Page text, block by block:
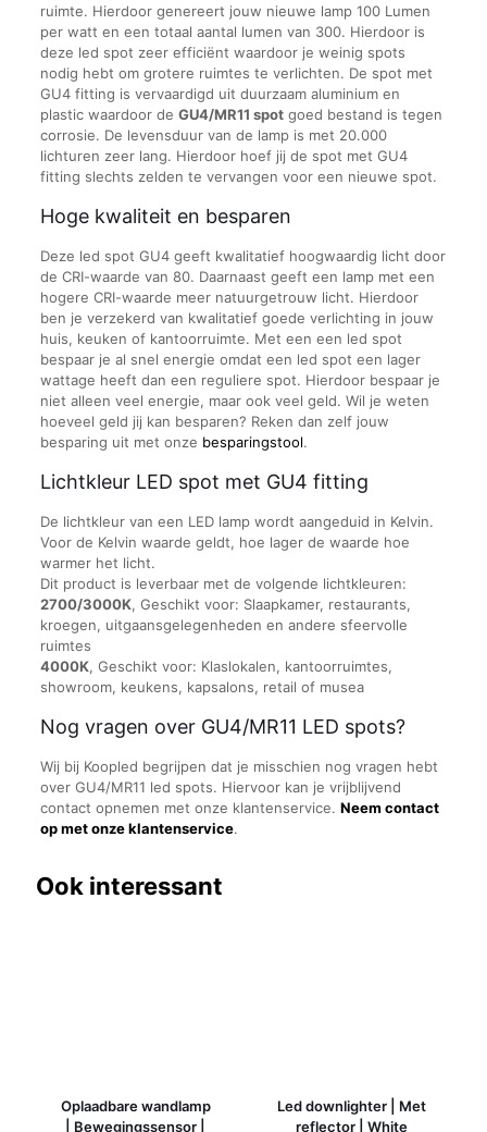
ruimte. Hierdoor genereert jouw nieuwe lamp 100 Lumen
per watt en een totaal aantal lumen van 300. Hierdoor is
deze led spot zeer efficiënt waardoor je weinig spots
nodig hebt om grotere ruimtes te verlichten. De spot met
GU4 fitting is vervaardigd uit duurzaam aluminium en
plastic waardoor de GU4/MR11 spotgoed bestand is tegen
corrosie. De levensduur van de lamp is met 20.000
lichturen zeer lang. Hierdoor hoef jij de spot met GU4
fitting slechts zelden te vervangen voor een nieuwe spot.
Hoge kwaliteit en besparen
Deze led spot GU4 geeft kwalitatief hoogwaardig licht door
de CRI-waarde van 80. Daarnaast geeft een lamp met een
hogere CRI-waarde meer natuurgetrouw licht. Hierdoor
ben je verzekerd van kwalitatief goede verlichting in jouw
huis, keuken of kantoorruimte. Met een een led spot
bespaar je al snel energie omdat een led spot een lager
wattage heeft dan een reguliere spot. Hierdoor bespaar je
niet alleen veel energie, maar ook veel geld. Wil je weten
hoeveel geld jij kan besparen? Reken dan zelf jouw
besparing uit met onze besparingstool.
Lichtkleur LED spot met GU4 fitting
De lichtkleur van een LED lamp wordt aangeduid in Kelvin.
Voor de Kelvin waarde geldt, hoe lager de waarde hoe
warmer het licht.
Dit product is leverbaar met de volgende lichtkleuren:
2700/3000K, Geschikt voor: Slaapkamer, restaurants,
kroegen, uitgaansgelegenheden en andere sfeervolle
ruimtes
4000K, Geschikt voor: Klaslokalen, kantoorruimtes,
showroom, keukens, kapsalons, retail of musea
Nog vragen over GU4/MR11 LED spots?
Wij bij Koopled begrijpen dat je misschien nog vragen hebt
over GU4/MR11 led spots. Hiervoor kan je vrijblijvend
contact opnemen met onze klantenservice. Neem contact
op met onze klantenservice.
Ook interessant
Oplaadbare wandlamp
| Bewegingssensor |
Led downlighter | Met
reflector | White